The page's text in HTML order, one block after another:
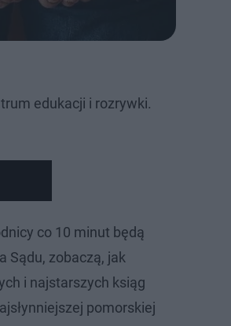
edukacji i rozrywki.
co 10 minut będą
Sądu, zobaczą, jak
i najstarszych ksiąg
pomorskiej